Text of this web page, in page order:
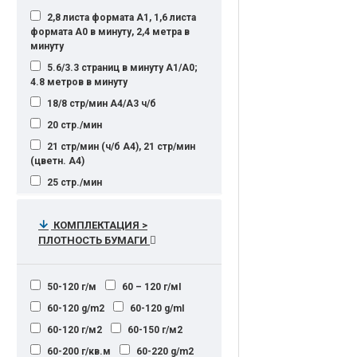
2,8 листа формата A1, 1,6 листа
формата A0 в минуту, 2,4 метра в
минуту
5.6/3.3 страниц в минуту А1/А0;
4.8 метров в минуту
18/8 стр/мин А4/А3 ч/б
20 стр./мин
21 стр/мин (ч/б А4), 21 стр/мин
(цветн. А4)
25 стр./мин
26 стр/мин (ч/б А4), 26 стр/мин
(цветн. А4)
26 страниц формата A4 в минуту
страниц в минуту
30 стр/мин (ч/б А4), 30 стр/мин
(цветн. А4)
КОМПЛЕКТАЦИЯ >
ПЛОТНОСТЬ БУМАГИ
50-120 г/м
60 – 120 г/мІ
60-120 g/m2
60-120 g/mІ
60-120 г/м2
60-150 г/м2
60-200 г/кв.м
60-220 g/m2